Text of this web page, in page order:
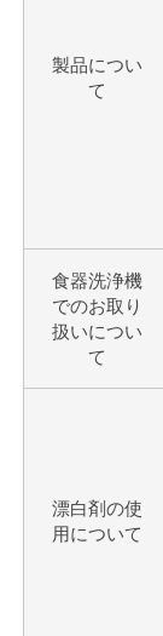
製品につい
て
食器洗浄機
でのお取り
扱いについ
て
漂白剤の使
用について